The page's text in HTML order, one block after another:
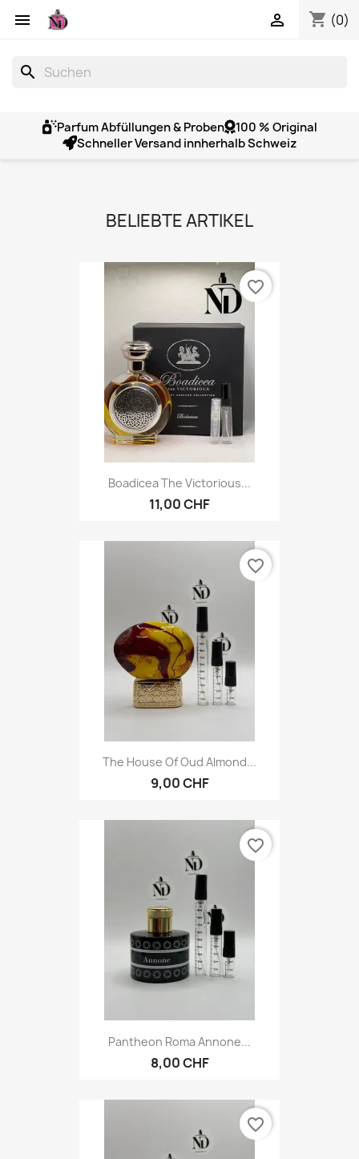
 shopping_cart (0)

search
Parfum Abfüllungen & Proben
100 % Original
Schneller Versand innherhalb Schweiz
BELIEBTE ARTIKEL
Boadicea The Victorious...
11,00 CHF
favorite_border
The House Of Oud Almond...
9,00 CHF
favorite_border
Pantheon Roma Annone...
8,00 CHF
favorite_border
favorite_border